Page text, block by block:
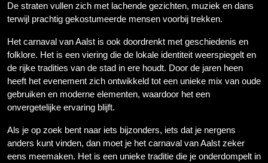
De straten vullen zich met lachende gezichten, muziek en dans
terwijl prachtig gekostumeerde mensen voorbij trekken.
Het carnaval van Aalst is ook doordrenkt met geschiedenis en
folklore. Het is een viering die de lokale identiteit weerspiegelt en
de rijke tradities van de stad in ere houdt. Door de jaren heen
heeft het evenement zich ontwikkeld tot een unieke mix van oude
gebruiken en moderne elementen, waardoor het een
onvergetelijke ervaring blijft.
Als je op zoek bent naar iets bijzonders, iets dat je nergens
anders kunt vinden, dan moet je het carnaval van Aalst zeker
eens meemaken. Het is een unieke traditie die je onderdompelt in